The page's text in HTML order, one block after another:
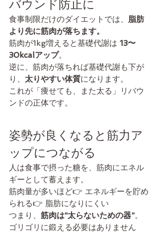
バウンド防止に
食事制限だけのダイエットでは、 脂肪
より先に筋肉が落ちます。
筋肉が1kg増えると基礎代謝は 13〜
30kcalアップ。
逆に、筋肉が落ちれば基礎代謝も下が
り、 太りやすい体質になります。
これが「痩せても、また太る」リバウ
ンドの正体です。
姿勢が良くなると筋力ア
ップにつながる
人は食事で摂った糖を、筋肉にエネル
ギーとして蓄えます。
筋肉量が多いほど👉 エネルギーを貯め
られる👉 脂肪になりにくい
つまり、 筋肉は“太らないための器”。
ゴリゴリに鍛える必要はありません